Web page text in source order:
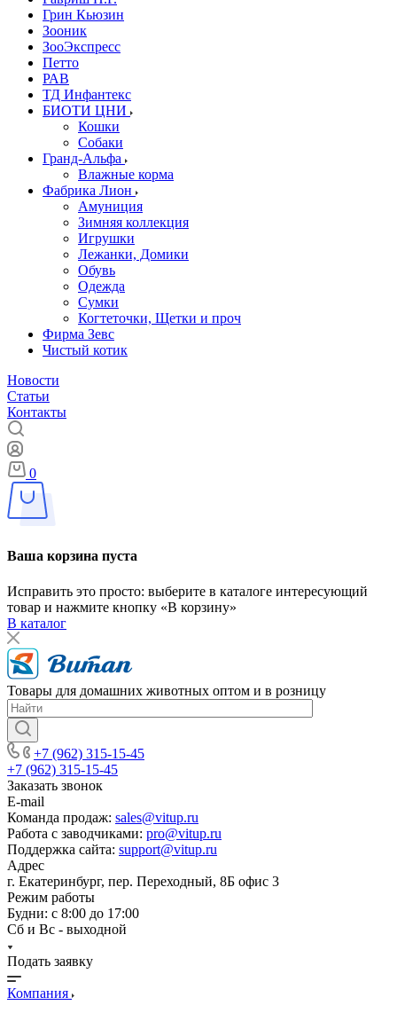
Грин Кьюзин
Зооник
ЗооЭкспресс
Петто
РАВ
ТД Инфантекс
БИОТИ ЦНИ
Кошки
Собаки
Гранд-Альфа
Влажные корма
Фабрика Лион
Амуниция
Зимняя коллекция
Игрушки
Лежанки, Домики
Обувь
Одежда
Сумки
Когтеточки, Щетки и проч
Фирма Зевс
Чистый котик
Новости
Статьи
Контакты
0
Ваша корзина пуста
Исправить это просто: выберите в каталоге интересующий
товар и нажмите кнопку «В корзину»
В каталог
Товары для домашних животных оптом и в розницу
+7 (962) 315-15-45
+7 (962) 315-15-45
Заказать звонок
E-mail
Команда продаж: sales@vitup.ru
Работа с заводчиками: pro@vitup.ru
Поддержка сайта: support@vitup.ru
Адрес
г. Екатеринбург, пер. Переходный, 8Б офис 3
Режим работы
Будни: с 8:00 до 17:00
Сб и Вс - выходной
Подать заявку
Компания